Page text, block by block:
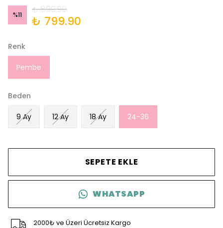
%11 ₺ 899.90
₺ 799.90
Renk
Pembe
Beden
9 Ay 12 Ay 18 Ay 24-36
SEPETE EKLE
WHATSAPP
2000₺ ve Üzeri Ücretsiz Kargo